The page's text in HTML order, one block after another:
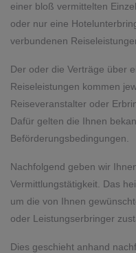
einer bloß vermittelten
oder nur eine
verbundenen
Der oder die Verträge über
Reiseleistungen kommen
Reiseveranstalter oder
Dafür gelten die Ihnen
Beförderungsbedingungen.
Nachfolgend geben wir
Vermittlungstätigkeit. Das
um die von Ihnen
oder Leistungserbringer
Dies geschieht anhand